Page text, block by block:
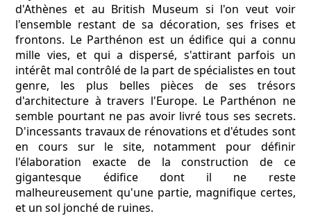
d'Athènes et au British Museum si l'on veut voir
l'ensemble restant de sa décoration, ses frises et
frontons. Le Parthénon est un édifice qui a connu
mille vies, et qui a dispersé, s'attirant parfois un
intérêt mal contrôlé de la part de spécialistes en tout
genre, les plus belles pièces de ses trésors
d'architecture à travers l'Europe. Le Parthénon ne
semble pourtant ne pas avoir livré tous ses secrets.
D'incessants travaux de rénovations et d'études sont
en cours sur le site, notamment pour définir
l'élaboration exacte de la construction de ce
gigantesque édifice dont il ne reste
malheureusement qu'une partie, magnifique certes,
et un sol jonché de ruines.